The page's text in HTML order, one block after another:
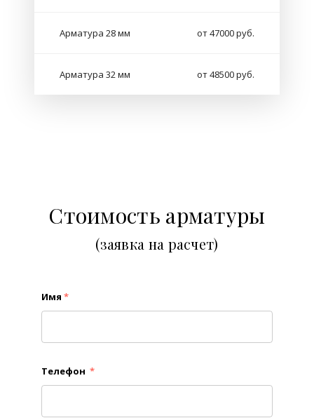
Арматура 28 мм от 47000 руб.
Арматура 32 мм от 48500 руб.
Стоимость арматуры
(заявка на расчет)
Имя *
Телефон *